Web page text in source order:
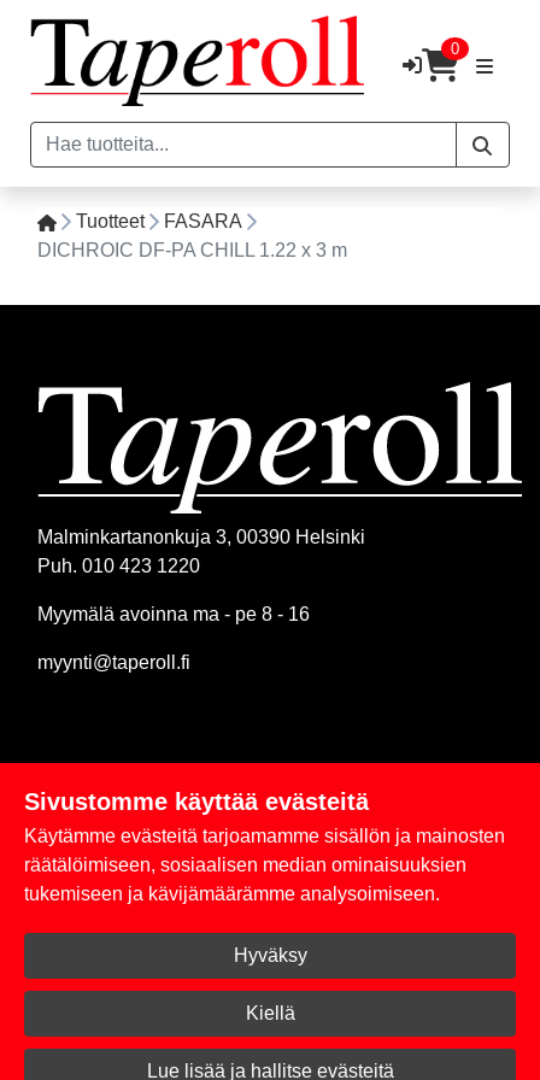
0
Tuotteet
FASARA
DICHROIC DF-PA CHILL 1.22 x 3 m
Malminkartanonkuja 3, 00390 Helsinki
Puh. 010 423 1220
Myymälä avoinna ma - pe 8 - 16
myynti@taperoll.fi
Linkit
Rekisteriseloste
Toimitus- ja maksuehdot
Kirjaudu sisään
© 2026 Taperoll
Sivustomme käyttää evästeitä
Käytämme evästeitä tarjoamamme sisällön ja mainosten
räätälöimiseen, sosiaalisen median ominaisuuksien
tukemiseen ja kävijämäärämme analysoimiseen.
Hyväksy
Kiellä
Lue lisää ja hallitse evästeitä